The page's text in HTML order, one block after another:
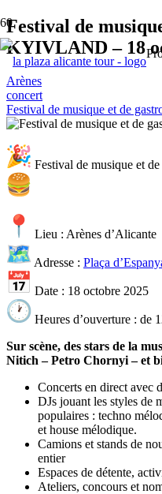
Festival de
KYIVLAND – 18
Arènes
concert
Festival de musique et de
Festival de musique et
Lieu : Arènes d’Alicante
Adresse : Plaça
Date : 18 octobre 2025
Heures d’ouverture : de
Sur scène, des stars de la
Nitich – Petro Chornyi – et
Concerts en direct avec
DJs jouant les styles de
populaires : techno
et house mélodique.
Camions et stands de
entier
Espaces de détente,
Ateliers, concours et